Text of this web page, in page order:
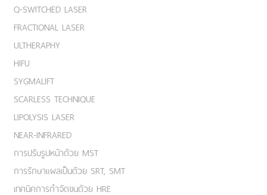
Q-SWITCHED LASER
FRACTIONAL LASER
ULTHERAPHY
HIFU
SYGMALIFT
SCARLESS TECHNIQUE
LIPOLYSIS LASER
NEAR-INFRARED
การปรับรูปหน้าด้วย MST
การรักษาแผลเป็นด้วย SRT, SMT
เทคนิคการกำจัดขนด้วย HRE